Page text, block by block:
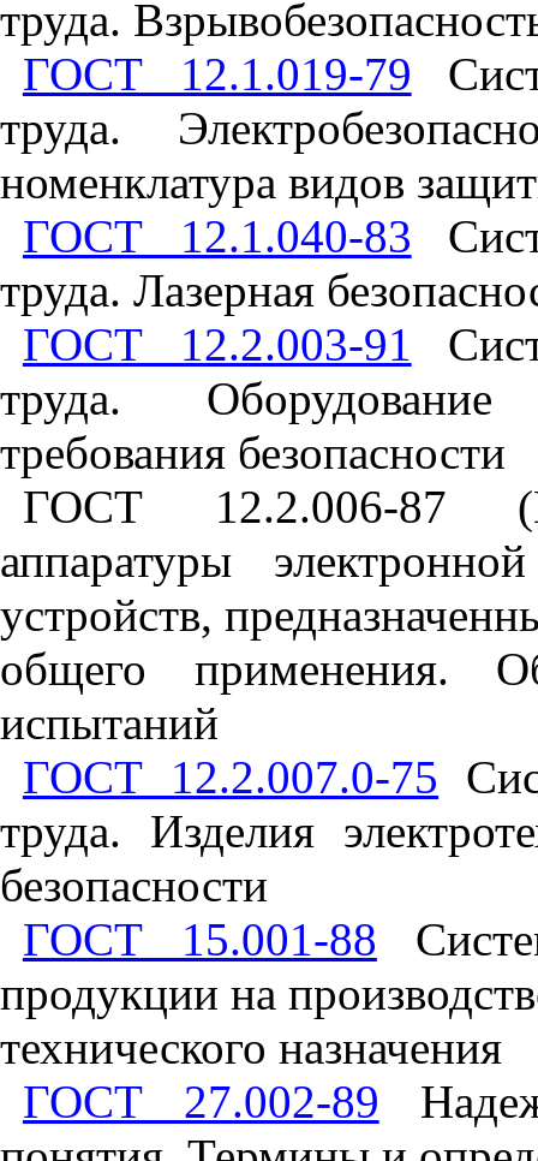
труда.
ГОСТ 12.1.019-79
труда.
номенклатура видов
ГОСТ 12.1.040-83
труда. Лазерная
ГОСТ 12.2.003-91
труда.
требования безопасности
ГОСТ 12.2.006-87
аппаратуры
устройств,
общего применения.
испытаний
ГОСТ 12.2.007.0-75
труда. Изделия
безопасности
ГОСТ 15.001-88
продукции на
технического назначения
ГОСТ 27.002-89